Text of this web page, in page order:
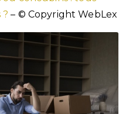
– © Copyright WebLex